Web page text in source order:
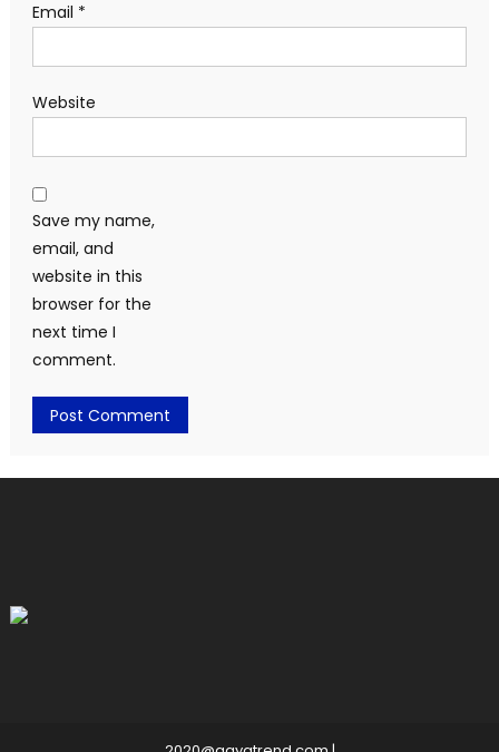
Email *
Website
Save my name,
email, and
website in this
browser for the
next time I
comment.